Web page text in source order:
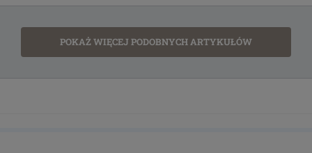
POKAŻ WIĘCEJ PODOBNYCH ARTYKUŁÓW